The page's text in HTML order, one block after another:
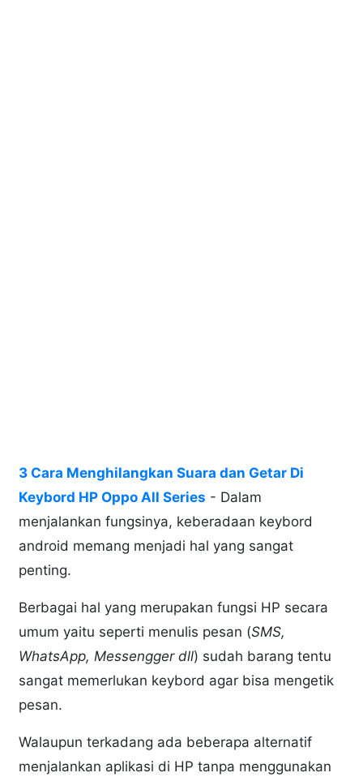
3 Cara Menghilangkan Suara dan Getar Di
Keybord HP Oppo All Series - Dalam
menjalankan fungsinya, keberadaan keybord
android memang menjadi hal yang sangat
penting.
Berbagai hal yang merupakan fungsi HP secara
umum yaitu seperti menulis pesan (SMS,
WhatsApp, Messengger dll) sudah barang tentu
sangat memerlukan keybord agar bisa mengetik
pesan.
Walaupun terkadang ada beberapa alternatif
menjalankan aplikasi di HP tanpa menggunakan